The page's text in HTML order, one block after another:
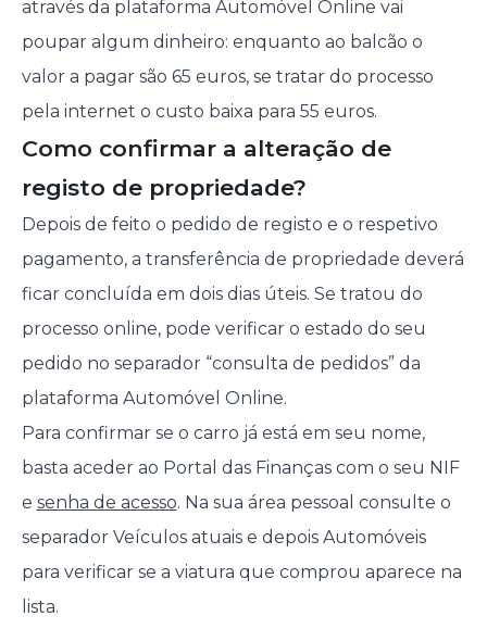
através da plataforma Automóvel Online vai
poupar algum dinheiro: enquanto ao balcão o
valor a pagar são 65 euros, se tratar do processo
pela internet o custo baixa para 55 euros.
Como confirmar a alteração de
registo de propriedade?
Depois de feito o pedido de registo e o respetivo
pagamento, a transferência de propriedade deverá
ficar concluída em dois dias úteis. Se tratou do
processo online, pode verificar o estado do seu
pedido no separador “consulta de pedidos” da
plataforma Automóvel Online.
Para confirmar se o carro já está em seu nome,
basta aceder ao Portal das Finanças com o seu NIF
e senha de acesso. Na sua área pessoal consulte o
separador Veículos atuais e depois Automóveis
para verificar se a viatura que comprou aparece na
lista.